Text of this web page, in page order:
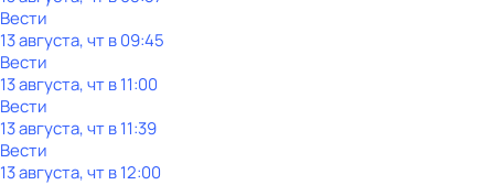
Вести
13 августа, чт в 09:45
Вести
13 августа, чт в 11:00
Вести
13 августа, чт в 11:39
Вести
13 августа, чт в 12:00